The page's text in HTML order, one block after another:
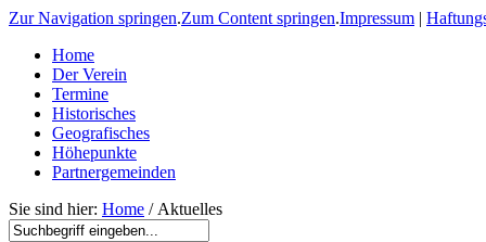
Zur Navigation springen.Zum Content springen.Impressum |
Home
Der Verein
Termine
Historisches
Geografisches
Höhepunkte
Partnergemeinden
Sie sind hier: Home / Aktuelles